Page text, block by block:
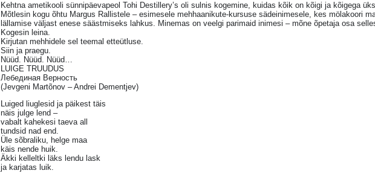
Kehtna ametikooli sünnipäevapeol Tohi Destillery’s oli sulnis kogemine, kuidas kõik on kõigi ja kõigega
Mõtlesin kogu õhtu Margus Rallistele – esimesele mehhaanikute-kursuse sädeinimesele, kes mölakoori
lällamise väljast enese säästmiseks lahkus. Minemas on veelgi parimaid inimesi – mõne õpetaja osa
Kogesin leina.
Kirjutan mehhidele sel teemal etteütluse.
Siin ja praegu.
Nüüd. Nüüd. Nüüd…
LUIGE TRUUDUS
Лебединая Верность
(Jevgeni Martõnov – Andrei Dementjev)
Luiged liuglesid ja päikest täis
näis julge lend –
vabalt kahekesi taeva all
tundsid nad end.
Üle sõbraliku, helge maa
käis nende huik.
Äkki kelleltki läks lendu lask
ja karjatas luik.